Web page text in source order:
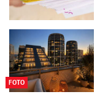
FOTO